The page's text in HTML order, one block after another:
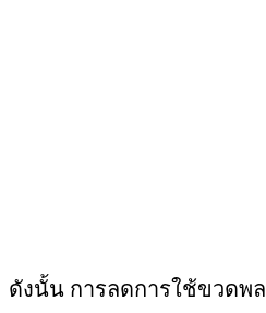
ดังนั้น การลดการใช้ขวดพ